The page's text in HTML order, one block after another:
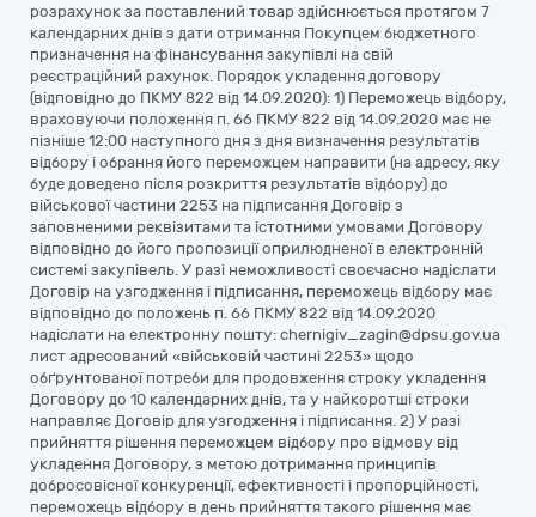
розрахунок за поставлений товар здійснюється протягом 7
календарних днів з дати отримання Покупцем бюджетного
призначення на фінансування закупівлі на свій
реєстраційний рахунок. Порядок укладення договору
(відповідно до ПКМУ 822 від 14.09.2020): 1) Переможець відбору,
враховуючи положення п. 66 ПКМУ 822 від 14.09.2020 має не
пізніше 12:00 наступного дня з дня визначення результатів
відбору і обрання його переможцем направити (на адресу, яку
буде доведено після розкриття результатів відбору) до
військової частини 2253 на підписання Договір з
заповненими реквізитами та істотними умовами Договору
відповідно до його пропозиції оприлюдненої в електронній
системі закупівель. У разі неможливості своєчасно надіслати
Договір на узгодження і підписання, переможець відбору має
відповідно до положень п. 66 ПКМУ 822 від 14.09.2020
надіслати на електронну пошту: chernigiv_zagin@dpsu.gov.ua
лист адресований «військовій частині 2253» щодо
обґрунтованої потреби для продовження строку укладення
Договору до 10 календарних днів, та у найкоротші строки
направляє Договір для узгодження і підписання. 2) У разі
прийняття рішення переможцем відбору про відмову від
укладення Договору, з метою дотримання принципів
добросовісної конкуренції, ефективності і пропорційності,
переможець відбору в день прийняття такого рішення має